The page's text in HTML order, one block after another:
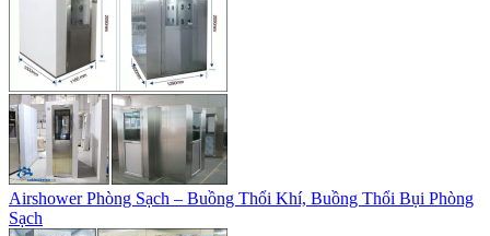
Airshower Phòng Sạch – Buồng Thổi Khí, Buồng Thổi Bụi Phòng
Sạch